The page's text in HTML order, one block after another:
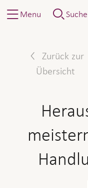
Menu Suche
Zurück zur
Übersicht